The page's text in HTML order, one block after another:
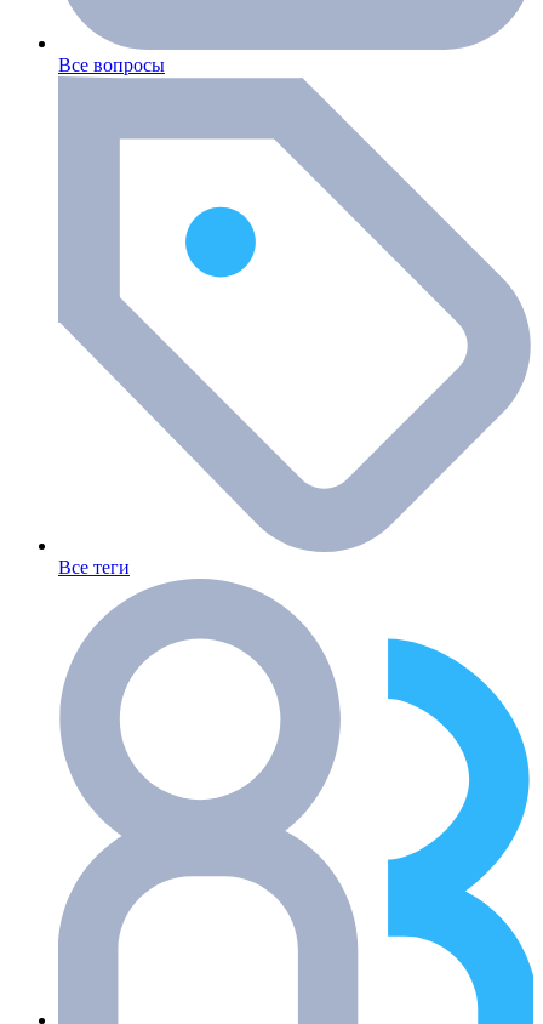
Все вопросы
Все теги